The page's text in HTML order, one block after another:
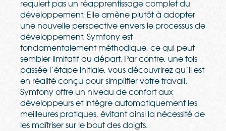
requiert pas un réapprentissage complet du
développement. Elle amène plutôt à adopter
une nouvelle perspective envers le processus de
développement. Symfony est
fondamentalement méthodique, ce qui peut
sembler limitatif au départ. Par contre, une fois
passée l’étape initiale, vous découvrirez qu’il est
en réalité conçu pour simplifier votre travail.
Symfony offre un niveau de confort aux
développeurs et intègre automatiquement les
meilleures pratiques, évitant ainsi la nécessité de
les maîtriser sur le bout des doigts.